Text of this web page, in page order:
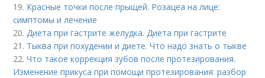
19. Красные точки после прыщей. Розацеа на лице:
симптомы и лечение
20.Диета при гастрите желудка. Диета при гастрите
21. Тыква при похудении и диете. Что надо знать о тыкве
22.Что такое коррекция зубов после протезирования.
Изменение прикуса при помощи протезирования: разбор